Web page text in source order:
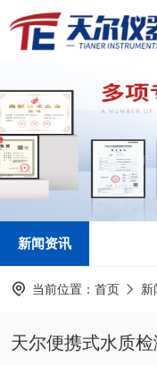
新闻资讯
当前位置： 首页 新
天尔便携式水质检